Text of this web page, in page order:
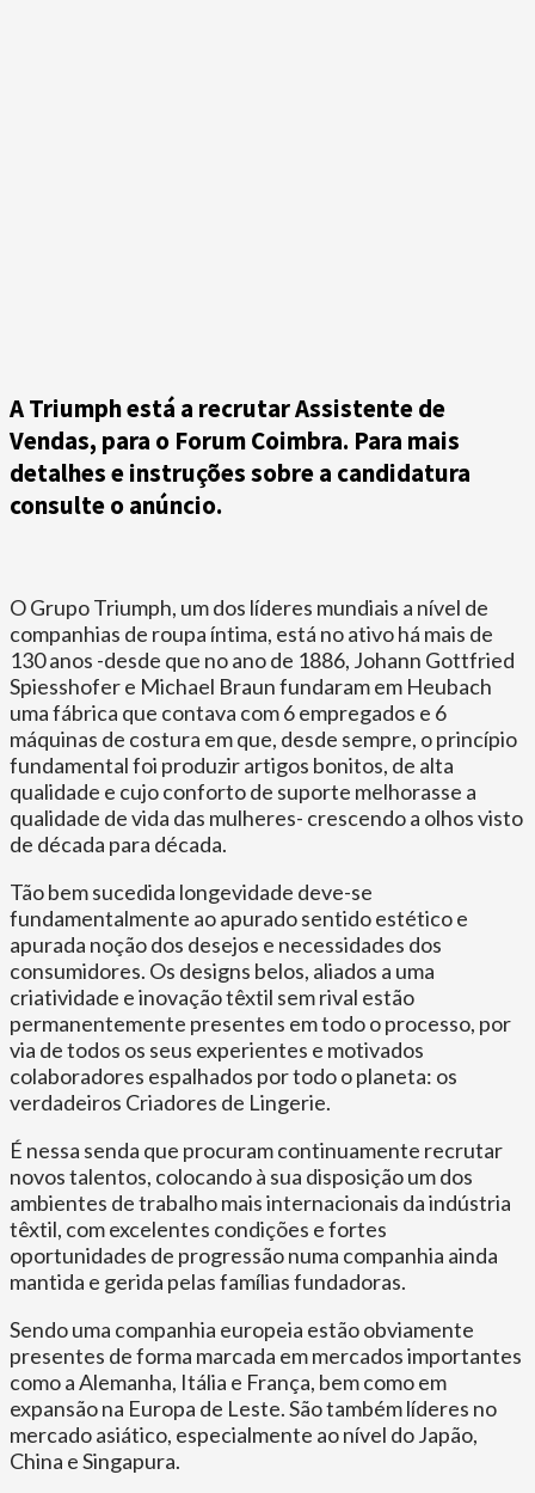
A Triumph está a recrutar Assistente de
Vendas, para o Forum Coimbra. Para mais
detalhes e instruções sobre a candidatura
consulte o anúncio.
O Grupo Triumph, um dos líderes mundiais a nível de
companhias de roupa íntima, está no ativo há mais de
130 anos -desde que no ano de 1886, Johann Gottfried
Spiesshofer e Michael Braun fundaram em Heubach
uma fábrica que contava com 6 empregados e 6
máquinas de costura em que, desde sempre, o princípio
fundamental foi produzir artigos bonitos, de alta
qualidade e cujo conforto de suporte melhorasse a
qualidade de vida das mulheres- crescendo a olhos visto
de década para década.
Tão bem sucedida longevidade deve-se
fundamentalmente ao apurado sentido estético e
apurada noção dos desejos e necessidades dos
consumidores. Os designs belos, aliados a uma
criatividade e inovação têxtil sem rival estão
permanentemente presentes em todo o processo, por
via de todos os seus experientes e motivados
colaboradores espalhados por todo o planeta: os
verdadeiros Criadores de Lingerie.
É nessa senda que procuram continuamente recrutar
novos talentos, colocando à sua disposição um dos
ambientes de trabalho mais internacionais da indústria
têxtil, com excelentes condições e fortes
oportunidades de progressão numa companhia ainda
mantida e gerida pelas famílias fundadoras.
Sendo uma companhia europeia estão obviamente
presentes de forma marcada em mercados importantes
como a Alemanha, Itália e França, bem como em
expansão na Europa de Leste. São também líderes no
mercado asiático, especialmente ao nível do Japão,
China e Singapura.